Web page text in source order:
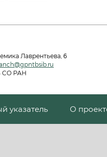
Лаврентьева, 6
СО РАН
указатель О